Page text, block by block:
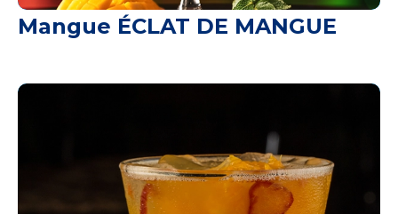
Mangue ÉCLAT DE MANGUE